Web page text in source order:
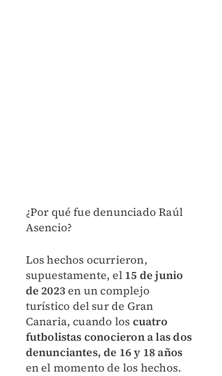
¿Por qué fue denunciado Raúl
Asencio?
Los hechos ocurrieron,
supuestamente, el 15 de junio
de 2023 en un complejo
turístico del sur de Gran
Canaria, cuando los cuatro
futbolistas conocieron a las dos
denunciantes, de 16 y 18 años
en el momento de los hechos.